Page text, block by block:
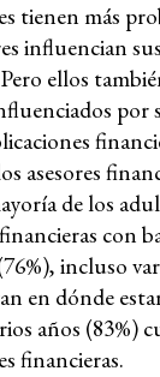
tienen más
influencian
ellos
por
asesores
de los
con
incluso
en dónde
años (83%)
financieras.